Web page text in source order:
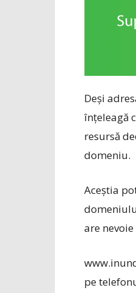
Deși
înțeleagă
resursă
domeniu.
Aceștia
are
pe